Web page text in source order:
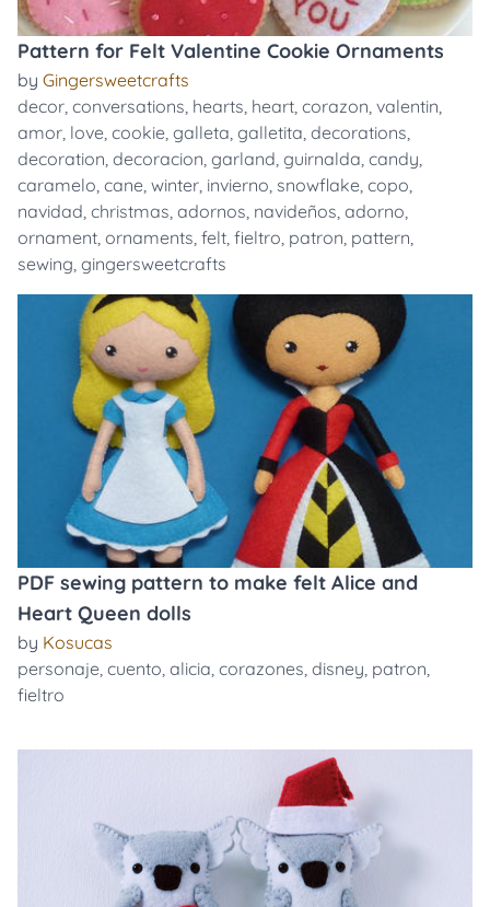
Pattern for Felt Valentine Cookie Ornaments
by Gingersweetcrafts
decor, conversations, hearts, heart, corazon, valentin,
amor, love, cookie, galleta, galletita, decorations,
decoration, decoracion, garland, guirnalda, candy,
caramelo, cane, winter, invierno, snowflake, copo,
navidad, christmas, adornos, navideños, adorno,
ornament, ornaments, felt, fieltro, patron, pattern,
sewing, gingersweetcrafts
PDF sewing pattern to make felt Alice and
Heart Queen dolls
by Kosucas
personaje, cuento, alicia, corazones, disney, patron,
fieltro